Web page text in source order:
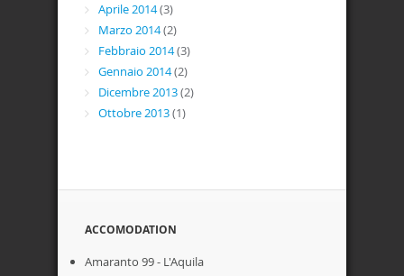
Aprile 2014(3)
Marzo 2014(2)
Febbraio 2014(3)
Gennaio 2014(2)
Dicembre 2013(2)
Ottobre 2013(1)
ACCOMODATION
Amaranto 99 - L'Aquila